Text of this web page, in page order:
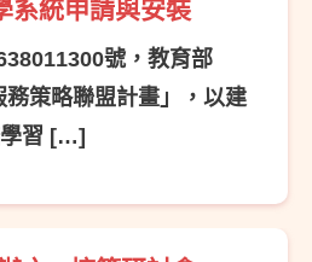
系統申請與安裝
號，教育部
務策略聯盟計畫」，以建
學習 […]